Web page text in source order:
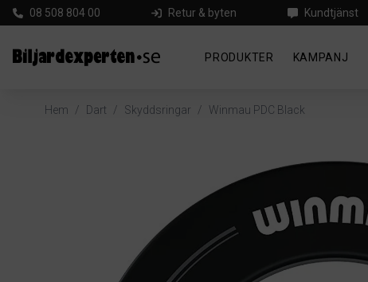
08 508 804 00 Retur & byten Kundtjänst
PRODUKTER KAMPANJ
Hem / Dart / Skyddsringar / Winmau PDC Black